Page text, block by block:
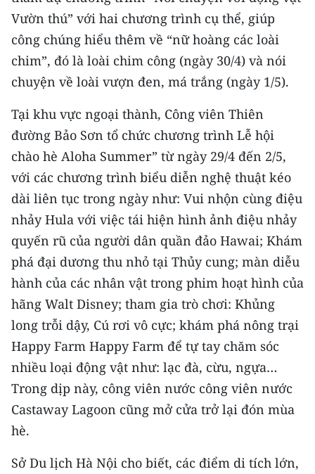
Video
Media Chính trị
Media Kinh tế
Media Văn hóa
Media Xã hội
Media Du lịch
Media Thế giới
Media Thể thao
Media Giáo dục
Media Y tế
Media Khoa học - Công nghệ
Media Môi trường
Ảnh
Vườn thú” với hai chương trình cụ thể, giúp
công chúng hiểu thêm về “nữ hoàng các loài
chim”, đó là loài chim công (ngày 30/4) và nói
chuyện về loài vượn đen, má trắng (ngày 1/5).
Tại khu vực ngoại thành, Công viên Thiên
đường Bảo Sơn tổ chức chương trình Lễ hội
chào hè Aloha Summer” từ ngày 29/4 đến 2/5,
với các chương trình biểu diễn nghệ thuật kéo
dài liên tục trong ngày như: Vui nhộn cùng điệu
nhảy Hula với việc tái hiện hình ảnh điệu nhảy
quyến rũ của người dân quần đảo Hawai; Khám
phá đại dương thu nhỏ tại Thủy cung; màn diễu
hành của các nhân vật trong phim hoạt hình của
hãng Walt Disney; tham gia trò chơi: Khủng
long trỗi dậy, Cú rơi vô cực; khám phá nông trại
Happy Farm Happy Farm để tự tay chăm sóc
nhiều loại động vật như: lạc đà, cừu, ngựa…
Trong dịp này, công viên nước công viên nước
Castaway Lagoon cũng mở cửa trở lại đón mùa
hè.
Sở Du lịch Hà Nội cho biết, các điểm di tích lớn,